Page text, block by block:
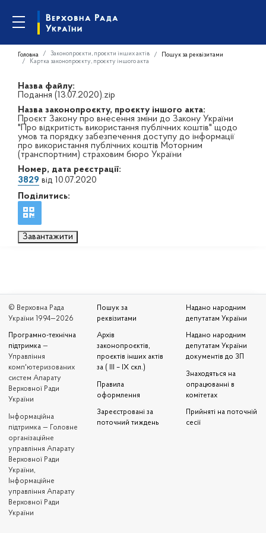
Головна Законопроєкти, проєкти інших актів
Пошук за реквізитами
Картка законопроєкту, проєкту іншого акта
Назва файлу:
Подання (13.07.2020).zip
Назва законопроєкту, проєкту іншого акта:
Проєкт Закону про внесення зміни до Закону України
"Про відкритість використання публічних коштів" щодо
умов та порядку забезпечення доступу до інформації
про використання публічних коштів Моторним
(транспортним) страховим бюро України
Номер, дата реєстрації:
3829 від 10.07.2020
Поділитись:
Завантажити
© Верховна Рада
України 1994—2026
Програмно-технічна
підтримка —
Управління
комп'ютеризованих
систем Апарату
Верховної Ради
України
Iнформаційна
підтримка — Головне
організаційне
управління Апарату
Верховної Ради
України,
Інформаційне
управління Апарату
Верховної Ради
України
Пошук за
реквізитами
Архів
законопроєктів,
проєктів інших актів
за ( III – IX скл.)
Правила
оформлення
Зареєстровані за
поточний тиждень
Надано народним
депутатам України
Надано народним
депутатам України
документів до ЗП
Знаходяться на
опрацюванні в
комітетах
Прийняті на поточній
сесії